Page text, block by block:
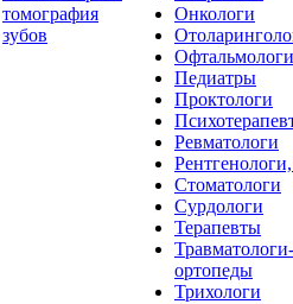
томография
зубов
Онкологи
Офтальмологи
Педиатры
Проктологи
Ревматологи
Стоматологи
Сурдологи
Терапевты
Травматологи-
ортопеды
Трихологи